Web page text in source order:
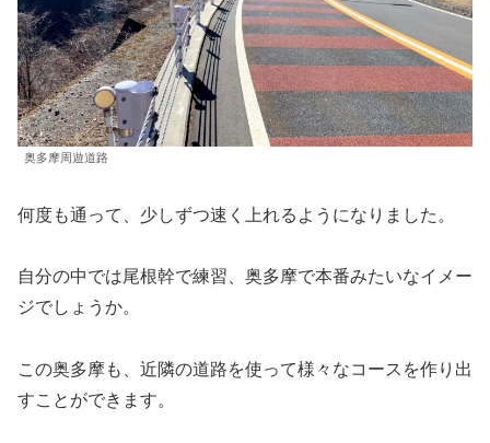
奥多摩周遊道路
何度も通って、少しずつ速く上れるようになりました。
自分の中では尾根幹で練習、奥多摩で本番みたいなイメー
ジでしょうか。
この奥多摩も、近隣の道路を使って様々なコースを作り出
すことができます。